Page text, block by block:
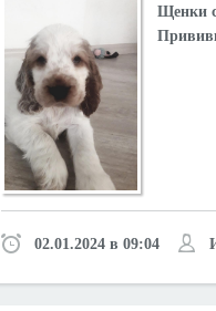
Щенки
02.01.2024 в 09:04